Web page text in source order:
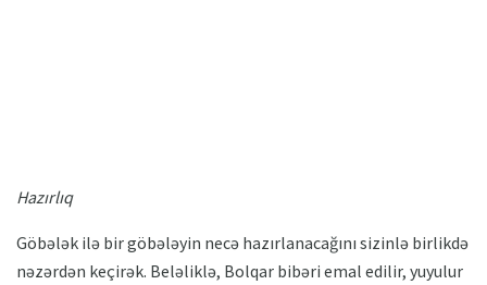
Hazırlıq
Göbələk ilə bir göbələyin necə hazırlanacağını sizinlə birlikdə
nəzərdən keçirək. Beləliklə, Bolqar bibəri emal edilir, yuyulur